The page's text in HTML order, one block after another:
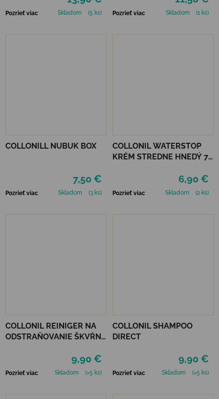
Pozrieť viac Skladom (5 ks) Pozrieť viac Skladom (1 ks)
COLLONILL NUBUK BOX
7,50 €
Pozrieť viac Skladom (3 ks)
COLLONIL WATERSTOP
KRÉM STREDNE HNEDÝ 75
6,90 €
Pozrieť viac Skladom (2 ks)
COLLONIL REINIGER NA
ODSTRAŇOVANIE ŠKVŔN
9,90 €
Pozrieť viac Skladom (>5 ks)
COLLONIL SHAMPOO
DIRECT
9,90 €
Pozrieť viac Skladom (>5 ks)